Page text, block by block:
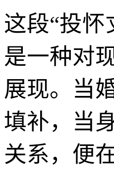
这段“投
是一种对
展现。当
填补，当
关系，便